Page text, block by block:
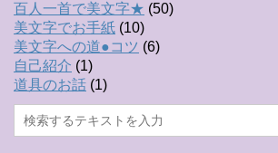
百人一首で美文字★ (50)
美文字でお手紙 (10)
美文字への道●コツ (6)
自己紹介 (1)
道具のお話 (1)